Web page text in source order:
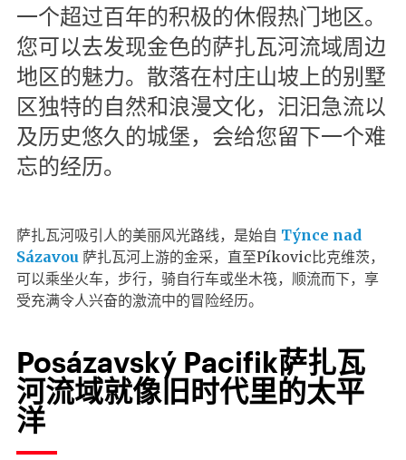
一个超过百年的积极的休假热门地区。
您可以去发现金色的萨扎瓦河流域周边
地区的魅力。散落在村庄山坡上的别墅
区独特的自然和浪漫文化，汩汩急流以
及历史悠久的城堡，会给您留下一个难
忘的经历。
萨扎瓦河吸引人的美丽风光路线，是始自 Týnce nad
Sázavou 萨扎瓦河上游的金采，直至Píkovic比克维茨，
可以乘坐火车，步行，骑自行车或坐木筏，顺流而下，享
受充满令人兴奋的激流中的冒险经历。
Posázavský Pacifik萨扎瓦
河流域就像旧时代里的太平
洋